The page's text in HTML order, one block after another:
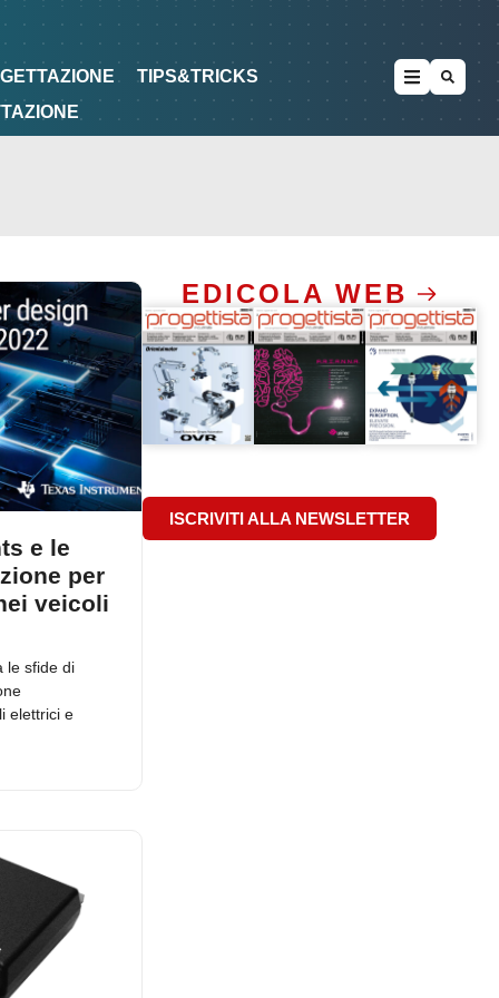
DI PROGETTAZIONE
TIPS&TRICKS
e le
per
veicoli
le sfide di
elettrici e
EDICOLA WEB
ISCRIVITI ALLA NEWSLETTER